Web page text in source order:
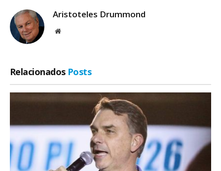
Aristoteles Drummond
Site
Relacionados Posts